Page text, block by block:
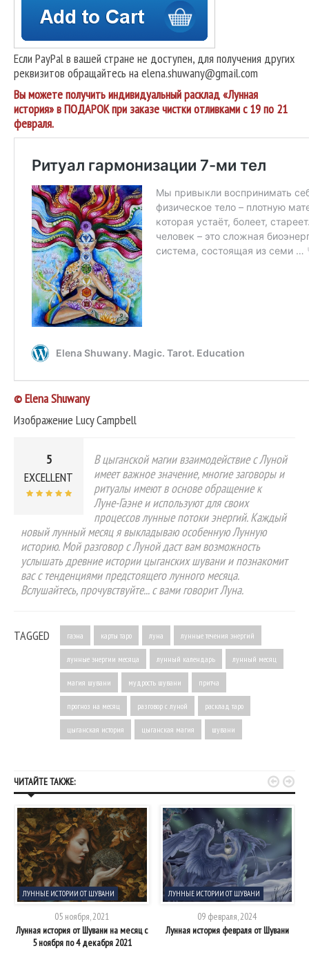
Если PayPal в вашей стране не доступен, для получения других
реквизитов обращайтесь на elena.shuwany@gmail.com
Вы можете получить индивидуальный расклад «Лунная
история» в ПОДАРОК при заказе чистки отливками с 19 по 21
февраля.
© Elena Shuwany
Изображение Lucy Campbell
5
EXCELLENT
В цыганской магии взаимодействие с Луной
имеет важное значение, многие заговоры и
ритуалы имеют в основе обращение к
Луне-Гаэне и используют для своих
процессов лунные потоки энергий. Каждый
новый лунный месяц я выкладываю особенную Лунную
историю. Мой разговор с Луной даст вам возможность
услышать древние истории цыганских шувани и познакомит
вас с тенденциями предстоящего лунного месяца.
Вслушайтесь, прочувствуйте... с вами говорит Луна.
TAGGED гаэна карты таро луна лунные течения энергий
лунные энергии месяца лунный календарь лунный месяц
магия шувани мудрость шувани притча
прогноз на месяц разговор с луной расклад таро
цыганская история цыганская магия шувани
ЧИТАЙТЕ ТАКЖЕ:
ЛУННЫЕ ИСТОРИИ ОТ ШУВАНИ
05 ноября, 2021
Лунная история от Шувани на месяц с
5 ноября по 4 декабря 2021
ЛУННЫЕ ИСТОРИИ ОТ ШУВАНИ
09 февраля, 2024
Лунная история февраля от Шувани
 